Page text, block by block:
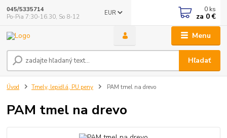
Menu
EUR
Hľadať
045/5335714
Po-Pia 7:30-16.30, So 8-12
0 ks
za 0 €
Úvod Tmely, lepidlá, PU peny PAM tmel na drevo
PAM tmel na drevo